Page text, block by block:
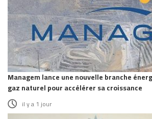
Managem lance une nouvelle branche
gaz naturel pour accélérer sa croissance
il y a 1 jour